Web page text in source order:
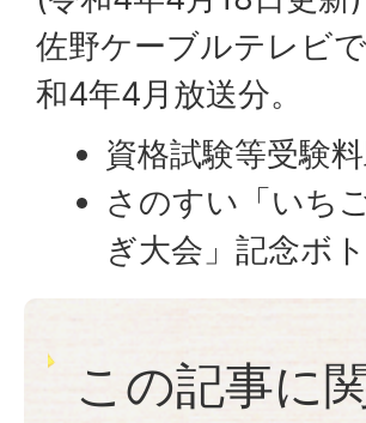
佐野ケーブルテレビ
和4年4月放送分。
資格試験等受験
さのすい「いち
ぎ大会」記念ボ
この記事に